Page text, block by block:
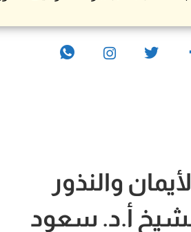
والنذور
أ.د. سعود